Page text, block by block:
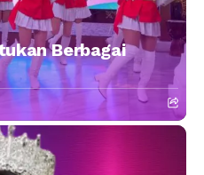
Berbagai